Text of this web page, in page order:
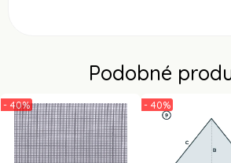
Podobné
- 40% - 40%